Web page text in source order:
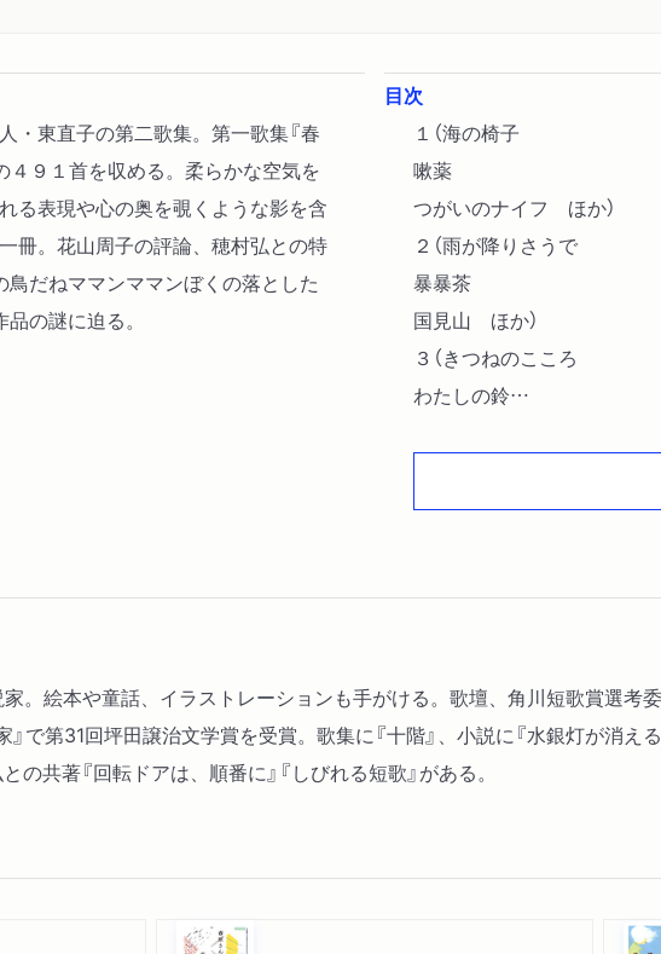
・東直子の第二歌集。第一歌集『春
４９１首を収める。柔らかな空気を
る表現や心の奥を覗くような影を含
冊。花山周子の評論、穂村弘との特
鳥だねママンママンぼくの落とした
の謎に迫る。
目次
１（海の椅子
嗽薬
つがいのナイフ ほか）
２（雨が降りさうで
暴暴茶
国見山 ほか）
３（きつねのこころ
わたしの鈴
。絵本や童話、イラストレーションも手がける。歌壇、角川短歌賞選考
で第31回坪田譲治文学賞を受賞。歌集に『十階』、小説に『水銀灯が消え
の共著『回転ドアは、順番に』『しびれる短歌』がある。